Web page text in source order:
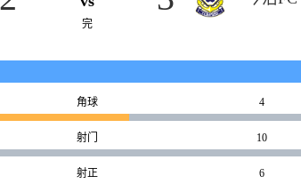
完
角球 4
射门 10
射正 6